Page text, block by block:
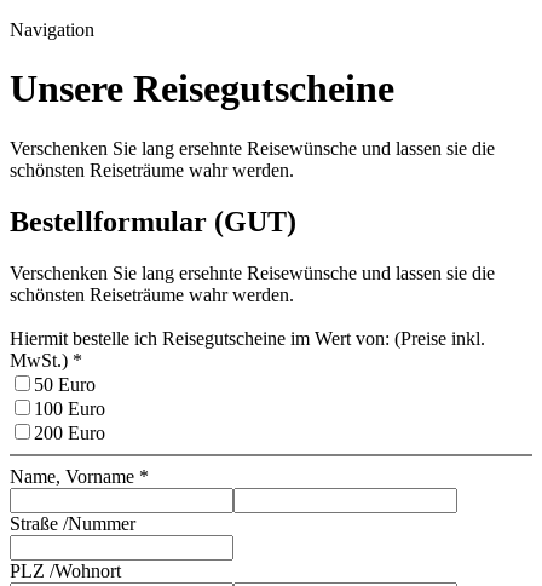
Navigation
Unsere Reisegutscheine
Verschenken Sie lang ersehnte Reisewünsche und lassen sie die
schönsten Reiseträume wahr werden.
Bestellformular (GUT)
Verschenken Sie lang ersehnte Reisewünsche und lassen sie die
schönsten Reiseträume wahr werden.
Hiermit bestelle ich Reisegutscheine im Wert von: (Preise inkl.
MwSt.) *
50 Euro
100 Euro
200 Euro
Name, Vorname *
Straße /­Nummer
PLZ /­Wohnort